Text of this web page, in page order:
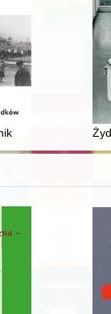
edukacji w
krajoznawca,